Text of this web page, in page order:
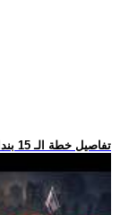
.. تفاصيل خطة الـ 15 بندا لغزة.. لماذا يرفضها نتنياهو ويصطدم مع